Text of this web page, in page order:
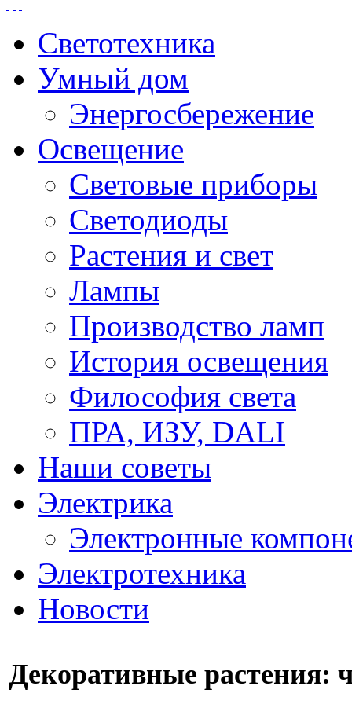
Светотехника
Умный дом
Энергосбережение
Освещение
Световые приборы
Светодиоды
Растения и свет
Лампы
Производство ламп
История освещения
Философия света
ПРА, ИЗУ, DALI
Наши советы
Электрика
Электронные
Электротехника
Новости
Декоративные растения: